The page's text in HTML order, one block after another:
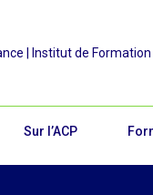
| Institut de
Sur l’ACP